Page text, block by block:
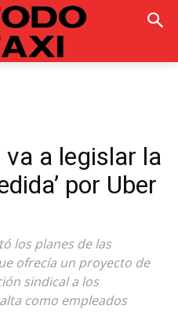
a legislar la
por Uber
los planes de las
ofrecía un proyecto de
sindical a los
como empleados